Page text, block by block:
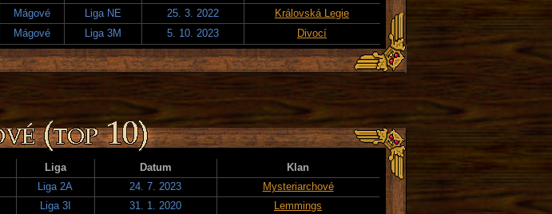
Mágové Liga NE 25. 3. 2022
Královská Legie
Mágové Liga 3M 5. 10. 2023 Divocí
Liga Datum
Klan
Liga 2A 24. 7. 2023
Mysteriarchové
Liga 3I 31. 1. 2020 Lemmings